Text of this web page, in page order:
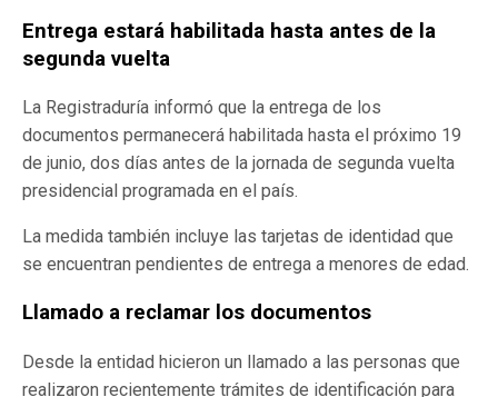
Entrega estará habilitada hasta antes de la
segunda vuelta
La Registraduría informó que la entrega de los
documentos permanecerá habilitada hasta el próximo 19
de junio, dos días antes de la jornada de segunda vuelta
presidencial programada en el país.
La medida también incluye las tarjetas de identidad que
se encuentran pendientes de entrega a menores de edad.
Llamado a reclamar los documentos
Desde la entidad hicieron un llamado a las personas que
realizaron recientemente trámites de identificación para